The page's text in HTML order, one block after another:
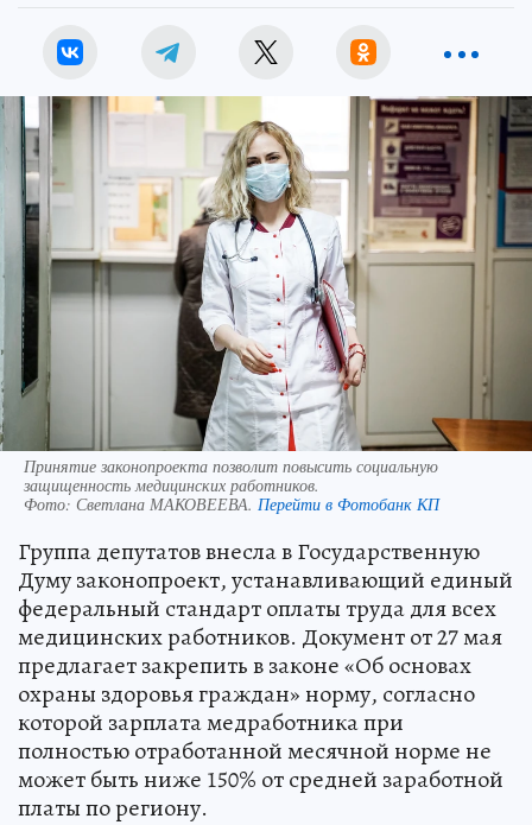
Принятие законопроекта позволит повысить социальную
защищенность медицинских работников.
Фото: Светлана МАКОВЕЕВА. Перейти в Фотобанк КП
Группа депутатов внесла в Государственную
Думу законопроект, устанавливающий единый
федеральный стандарт оплаты труда для всех
медицинских работников. Документ от 27 мая
предлагает закрепить в законе «Об основах
охраны здоровья граждан» норму, согласно
которой зарплата медработника при
полностью отработанной месячной норме не
может быть ниже 150% от средней заработной
платы по региону.